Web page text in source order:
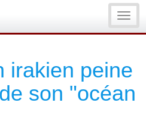
irakien peine
son "océan